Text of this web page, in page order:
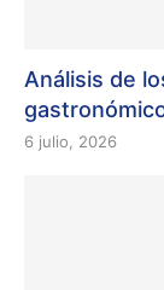
Análisis de
6 julio, 2026